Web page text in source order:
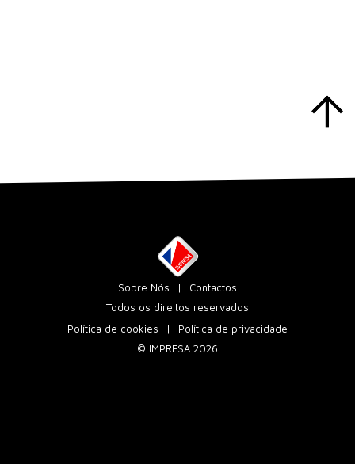
Sobre Nós
Contactos
Todos os direitos reservados
Política de cookies
Política de privacidade
© IMPRESA 2026